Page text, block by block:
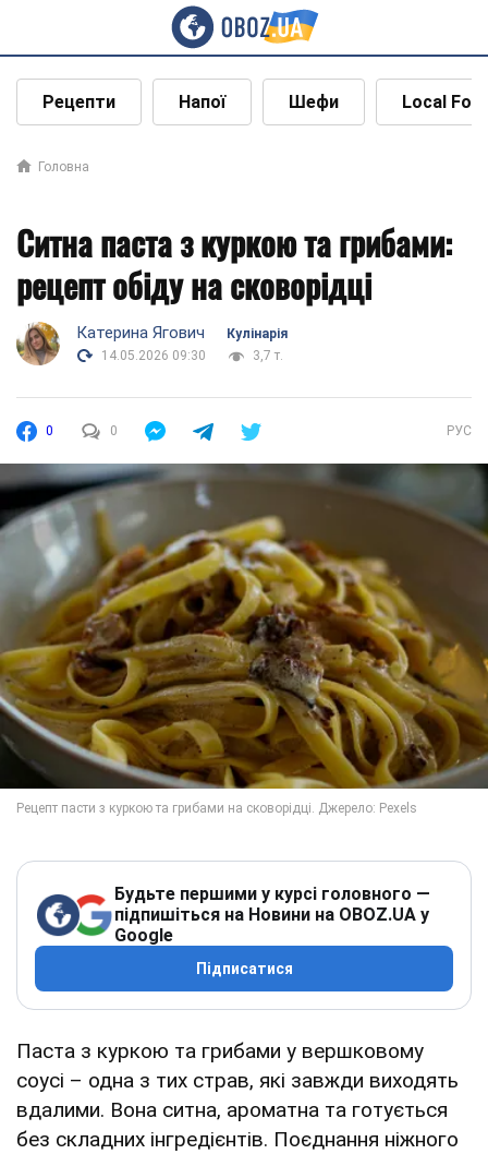
Рецепти Напої Шефи Local
Головна
Ситна паста з куркою та грибами:
рецепт обіду на сковорідці
Катерина Ягович
Кулінарія
14.05.2026 09:30
3,7 т.
0 0 РУС
Будьте першими у курсі головного —
підпишіться на Новини на OBOZ.UA у
Google
Підписатися
Паста з куркою та грибами у вершковому
соусі – одна з тих страв, які завжди виходять
вдалими. Вона ситна, ароматна та готується
без складних інгредієнтів. Поєднання ніжного